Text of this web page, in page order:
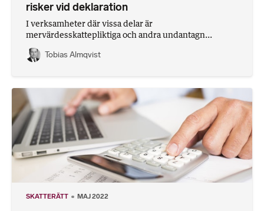
risker vid deklaration
I verksamheter där vissa delar är
mervärdesskattepliktiga och andra undantagn...
Tobias Almqvist
SKATTERÄTT MAJ 2022